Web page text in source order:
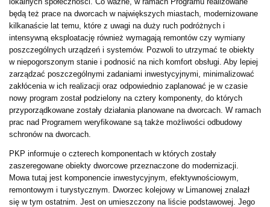
będą też prace na dworcach w największych miastach, modernizowane
kilkanaście lat temu, które z uwagi na duży ruch podróżnych i
intensywną eksploatację również wymagają remontów czy wymiany
poszczególnych urządzeń i systemów. Pozwoli to utrzymać te obiekty
w niepogorszonym stanie i podnosić na nich komfort obsługi. Aby lepiej
zarządzać poszczególnymi zadaniami inwestycyjnymi, minimalizować
zakłócenia w ich realizacji oraz odpowiednio zaplanować je w czasie
nowy program został podzielony na cztery komponenty, do których
przyporządkowane zostały działania planowane na dworcach. W ramach
prac nad Programem weryfikowane są także możliwości odbudowy
schronów na dworcach.
PKP informuje o czterech komponentach w których zostały
zaszeregowane obiekty dworcowe przeznaczone do modernizacji.
Mowa tutaj jest komponencie inwestycyjnym, efektywnościowym,
remontowym i turystycznym. Dworzec kolejowy w Limanowej znalazł
się w tym ostatnim. Jest on umieszczony na liście podstawowej. Jego